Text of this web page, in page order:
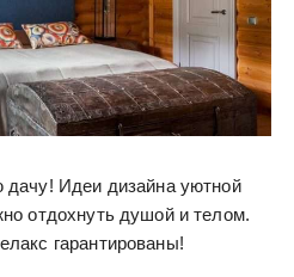
дачу! Идеи дизайна уютной
отдохнуть душой и телом.
гарантированы!